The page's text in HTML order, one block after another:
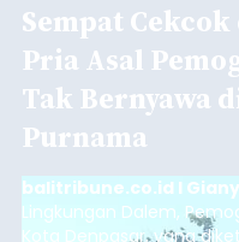
Sempat
Pria Asal
Tak Bernyawa
Purnama
balitribune.co.id I
Lingkungan Dalem,
Kota Denpasar, yang